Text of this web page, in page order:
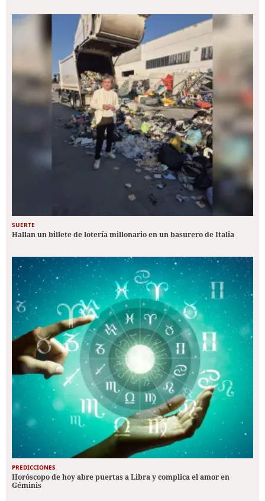
SUERTE
Hallan un billete de lotería millonario en un basurero de Italia
PREDICCIONES
Horóscopo de hoy abre puertas a Libra y complica el amor en
Géminis